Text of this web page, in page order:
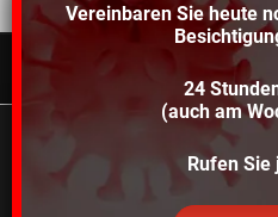
©2021 Schröders Service
Schroeder
Kontakt
Vereinbaren Sie heute
24
(auch am
Rufen Sie
Wir verwenden Cookies,
Erfahrung auf unserer
Einstellungenkannst